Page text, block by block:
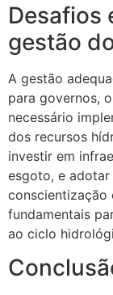
Desafios
gestão
A gestão
para governos,
necessário
dos recursos
investir em
esgoto, e
conscientização
fundamentais
ao ciclo